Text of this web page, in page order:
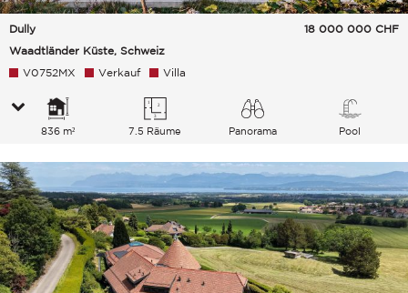
Dully
Waadtländer Küste, Schweiz
18 000 000 CHF
V0752MX Verkauf Villa
836 m² 7.5 Räume
Panorama
Pool